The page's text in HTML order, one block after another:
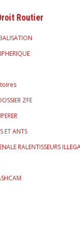
Routier
ZFE
ET ANTS
RALENTISSEURS